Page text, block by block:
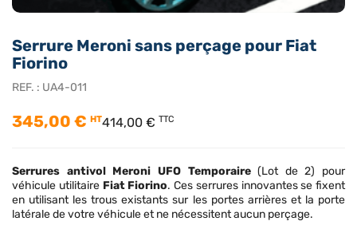
Serrure Meroni sans perçage pour Fiat
Fiorino
REF. : UA4-011
345,00 € HT414,00 € TTC
Serrures antivol Meroni UFO Temporaire(Lot de 2) pour
véhicule utilitaire Fiat Fiorino. Ces serrures innovantes se fixent
en utilisant les trous existants sur les portes arrières et la porte
latérale de votre véhicule et ne nécessitent aucun perçage.